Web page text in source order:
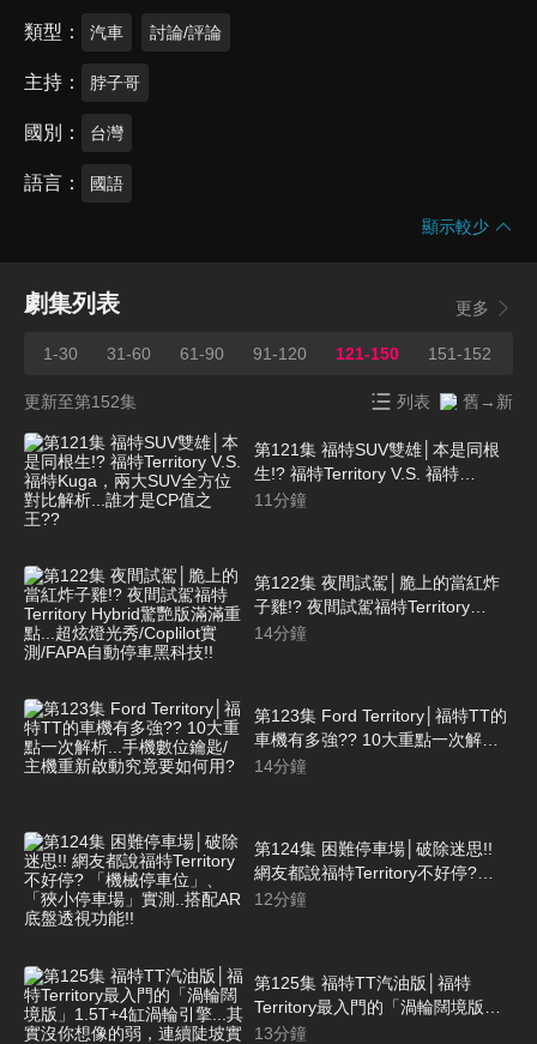
類型 汽車 討論/評論
主持 脖子哥
國別 台灣
語言 國語
顯示較少
劇集列表 更多
1-30 31-60 61-90 91-120 121-150 151-152
更新至第152集 列表 舊→新
第121集 福特SUV雙雄│本是同根
生!? 福特Territory V.S. 福特
Kuga，兩大SUV全方位對比解析...
11分鐘
第122集 夜間試駕│脆上的當紅炸
子雞!? 夜間試駕福特Territory
Hybrid驚艷版滿滿重點...超炫燈光
14分鐘
第123集 Ford Territory│福特TT的
車機有多強?? 10大重點一次解析...
手機數位鑰匙/主機重新啟動究竟要
14分鐘
第124集 困難停車場│破除迷思!!
網友都說福特Territory不好停?
「機械停車位」、「狹小停車場」
12分鐘
第125集 福特TT汽油版│福特
Territory最入門的「渦輪闊境版」
1.5T+4缸渦輪引擎...其實沒你想像
13分鐘